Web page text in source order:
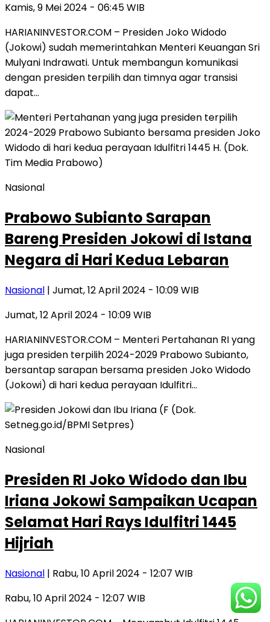
Kamis, 9 Mei 2024 - 06:45 WIB
HARIANINVESTOR.COM – Presiden Joko Widodo
(Jokowi) sudah memerintahkan Menteri Keuangan Sri
Mulyani Indrawati. Untuk membangun komunikasi
dengan presiden terpilih dan timnya agar transisi
dapat…
Nasional
Prabowo Subianto Sarapan
Bareng Presiden Jokowi di Istana
Negara di Hari Kedua Lebaran
Nasional | Jumat, 12 April 2024 - 10:09 WIB
Jumat, 12 April 2024 - 10:09 WIB
HARIANINVESTOR.COM – Menteri Pertahanan RI yang
juga presiden terpilih 2024-2029 Prabowo Subianto,
bersantap sarapan bersama presiden Joko Widodo
(Jokowi) di hari kedua perayaan Idulfitri…
Nasional
Presiden RI Joko Widodo dan Ibu
Iriana Jokowi Sampaikan Ucapan
Selamat Hari Rays Idulfitri 1445
Hijriah
Nasional | Rabu, 10 April 2024 - 12:07 WIB
Rabu, 10 April 2024 - 12:07 WIB